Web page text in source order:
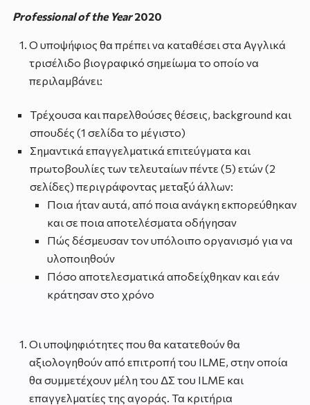
Professional of the Year2020
Ο υποψήφιος θα πρέπει να καταθέσει στα Αγγλικά
τρισέλιδο βιογραφικό σημείωμα το οποίο να
περιλαμβάνει:
Τρέχουσα και παρελθούσες θέσεις, background και
σπουδές (1 σελίδα το μέγιστο)
Σημαντικά επαγγελματικά επιτεύγματα και
πρωτοβουλίες των τελευταίων πέντε (5) ετών (2
σελίδες) περιγράφοντας μεταξύ άλλων:
Ποια ήταν αυτά, από ποια ανάγκη εκπορεύθηκαν
και σε ποια αποτελέσματα οδήγησαν
Πώς δέσμευσαν τον υπόλοιπο οργανισμό για να
υλοποιηθούν
Πόσο αποτελεσματικά αποδείχθηκαν και εάν
κράτησαν στο χρόνο
Οι υποψηφιότητες που θα κατατεθούν θα
αξιολογηθούν από επιτροπή του ILME, στην οποία
θα συμμετέχουν μέλη του ΔΣ του ILME και
επαγγελματίες της αγοράς. Τα κριτήρια